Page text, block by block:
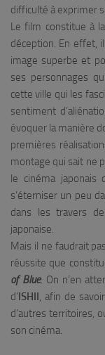
difficulté à exprimer
Le film constitue à
déception. En effet,
image superbe et
ses personnages
cette ville qui les
sentiment
évoquer la manière
premières
montage qui sait ne
le cinéma japonais
s’éterniser un peu
dans les travers
japonaise.
Mais il ne faudrait
réussite que
of Blue. On n’en
d’ISHII , afin de
d’autres territoires,
son cinéma.